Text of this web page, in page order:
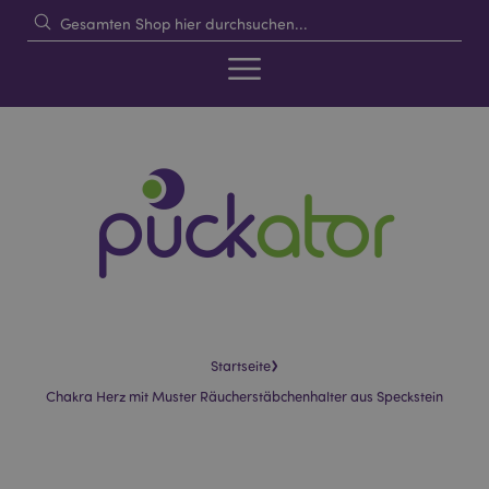
Startseite›
Chakra Herz mit Muster Räucherstäbchenhalter aus Speckstein